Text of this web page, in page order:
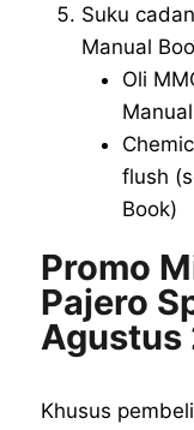
Suku
Manual
Oli
flush
Book)
Promo
Pajero
Agustus
Khusus